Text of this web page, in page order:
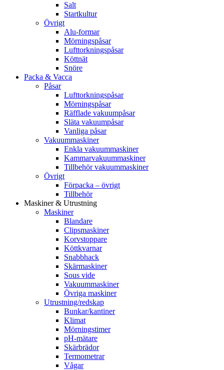
Salt
Startkultur
Övrigt
Alu-formar
Mörningspåsar
Lufttorkningspåsar
Köttnät
Snöre
Packa & Vacca
Påsar
Lufttorkningspåsar
Mörningspåsar
Räfflade vakuumpåsar
Släta vakuumpåsar
Vanliga påsar
Vakuummaskiner
Enkla vakuummaskiner
Kammarvakuummaskiner
Tillbehör vakuummaskiner
Övrigt
Förpacka – övrigt
Tillbehör
Maskiner & Utrustning
Maskiner
Blandare
Clipsmaskiner
Korvstoppare
Köttkvarnar
Snabbhack
Skärmaskiner
Sous vide
Vakuummaskiner
Övriga maskiner
Utrustning/redskap
Bunkar/kantiner
Klimat
Mörningstimer
pH-mätare
Skärbrädor
Termometrar
Vågar